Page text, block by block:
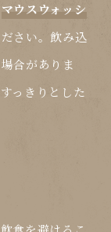
マウスウォッシ
さい。飲み込
合がありま
っきりとした